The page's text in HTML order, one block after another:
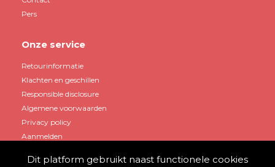
Pers
Onze service
Retourinformatie
Klachten en geschillen
Responsible disclosure
Algemene voorwaarden
Privacy policy
Aanmelden
Dit platform gebruikt naast functionele cookies